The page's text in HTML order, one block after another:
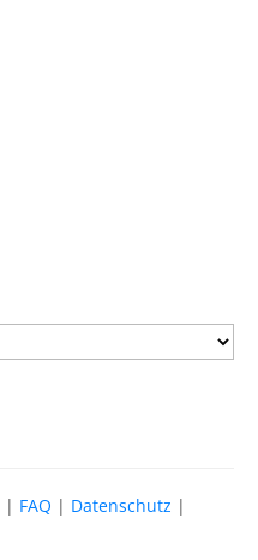
| FAQ | Datenschutz |